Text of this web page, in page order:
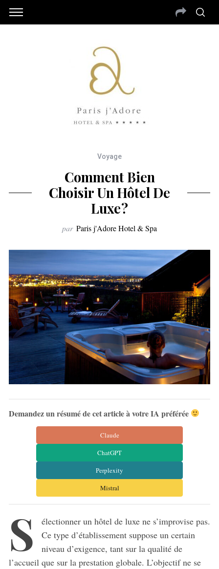
Voyage
Comment Bien
Choisir Un Hôtel De
Luxe ?
par Paris j'Adore Hotel & Spa
Demandez un résumé de cet article à votre IA préférée
Claude
ChatGPT
Perplexity
Mistral
S
électionner un hôtel de luxe ne s’improvise pas.
Ce type d’établissement suppose un certain
niveau d’exigence, tant sur la qualité de
l’accueil que sur la prestation globale. L’objectif ne se